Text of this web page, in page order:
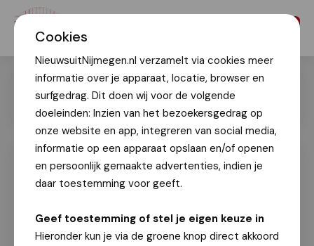
Cookies
NieuwsuitNijmegen.nl verzamelt via cookies meer
informatie over je apparaat, locatie, browser en
surfgedrag. Dit doen wij voor de volgende
doeleinden: Inzien van het bezoekersgedrag op
onze website en app, integreren van social media,
informatie op een apparaat opslaan en/of openen
en persoonlijk gemaakte advertenties, indien je
daar toestemming voor geeft.
Geef toestemming of stel je eigen keuze in
Hieronder kun je via de groene knop direct akkoord
Veel belangstelling voor Nijmegen
Klinkt